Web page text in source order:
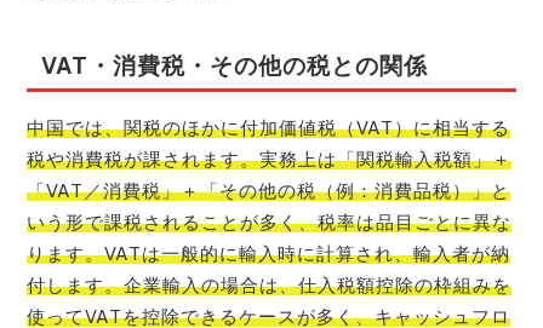
VAT・消費税・その他の税との関係
中国では、関税のほかに付加価値税（VAT）に相当する
税や消費税が課されます。実務上は「関税輸入税額」＋
「VAT／消費税」＋「その他の税（例：消費品税）」と
いう形で課税されることが多く、税率は品目ごとに異な
ります。VATは一般的に輸入時に計算され、輸入者が納
付します。企業輸入の場合は、仕入税額控除の枠組みを
使ってVATを控除できるケースが多く、キャッシュフロ